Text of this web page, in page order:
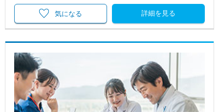
詳細を見る
気になる